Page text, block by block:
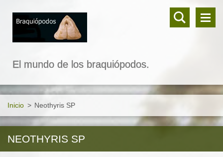
El mundo de los braquiópodos.
Inicio > Neothyris SP
NEOTHYRIS SP